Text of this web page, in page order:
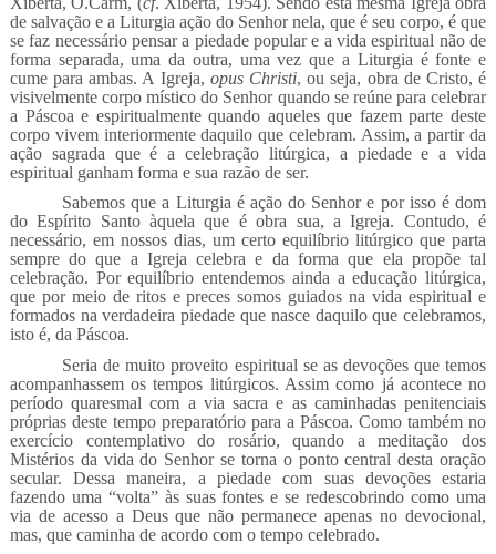
de salvação e a Liturgia ação do Senhor nela, que é seu corpo, é que
se faz necessário pensar a piedade popular e a vida espiritual não de
forma separada, uma da outra, uma vez que a Liturgia é fonte e
cume para ambas. A Igreja, opus Christi, ou seja, obra de Cristo, é
visivelmente corpo místico do Senhor quando se reúne para celebrar
a Páscoa e espiritualmente quando aqueles que fazem parte deste
corpo vivem interiormente daquilo que celebram. Assim, a partir da
ação sagrada que é a celebração litúrgica, a piedade e a vida
espiritual ganham forma e sua razão de ser.
Sabemos que a Liturgia é ação do Senhor e por isso é dom
do Espírito Santo àquela que é obra sua, a Igreja. Contudo, é
necessário, em nossos dias, um certo equilíbrio litúrgico que parta
sempre do que a Igreja celebra e da forma que ela propõe tal
celebração. Por equilíbrio entendemos ainda a educação litúrgica,
que por meio de ritos e preces somos guiados na vida espiritual e
formados na verdadeira piedade que nasce daquilo que celebramos,
isto é, da Páscoa.
Seria de muito proveito espiritual se as devoções que temos
acompanhassem os tempos litúrgicos. Assim como já acontece no
período quaresmal com a via sacra e as caminhadas penitenciais
próprias deste tempo preparatório para a Páscoa. Como também no
exercício contemplativo do rosário, quando a meditação dos
Mistérios da vida do Senhor se torna o ponto central desta oração
secular. Dessa maneira, a piedade com suas devoções estaria
fazendo uma “volta” às suas fontes e se redescobrindo como uma
via de acesso a Deus que não permanece apenas no devocional,
mas, que caminha de acordo com o tempo celebrado.